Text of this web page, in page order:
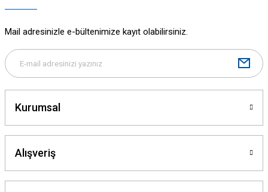
Bu ürüne benzer farklı alternatifler olmalı.
Mail adresinizle e-bültenimize kayıt olabilirsiniz.
Kurumsal
Alışveriş